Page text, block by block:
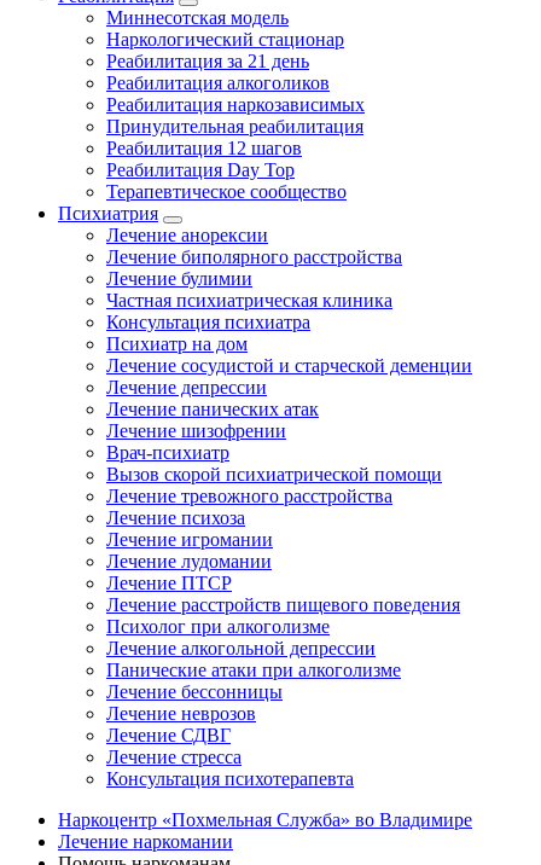
Миннесотская модель
Наркологический стационар
Реабилитация за 21 день
Реабилитация алкоголиков
Реабилитация наркозависимых
Принудительная реабилитация
Реабилитация 12 шагов
Реабилитация Day Top
Терапевтическое сообщество
Психиатрия
Лечение анорексии
Лечение биполярного расстройства
Лечение булимии
Частная психиатрическая клиника
Консультация психиатра
Психиатр на дом
Лечение сосудистой и старческой деменции
Лечение депрессии
Лечение панических атак
Лечение шизофрении
Врач-психиатр
Вызов скорой психиатрической помощи
Лечение тревожного расстройства
Лечение психоза
Лечение игромании
Лечение лудомании
Лечение ПТСР
Лечение расстройств пищевого поведения
Психолог при алкоголизме
Лечение алкогольной депрессии
Панические атаки при алкоголизме
Лечение бессонницы
Лечение неврозов
Лечение СДВГ
Лечение стресса
Консультация психотерапевта
Наркоцентр «Похмельная Служба» во Владимире
Лечение наркомании